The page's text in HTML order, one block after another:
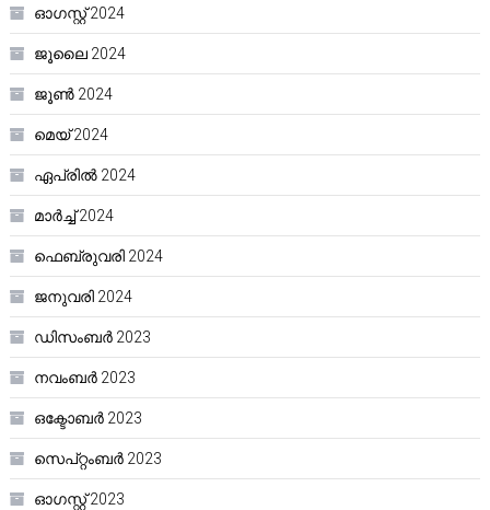
ഓഗസ്റ്റ്‌ 2024
ജൂലൈ 2024
ജൂൺ 2024
മെയ്‌ 2024
ഏപ്രിൽ 2024
മാർച്ച്‌ 2024
ഫെബ്രുവരി 2024
ജനുവരി 2024
ഡിസംബർ 2023
നവംബർ 2023
ഒക്ടോബർ 2023
സെപ്റ്റംബർ 2023
ഓഗസ്റ്റ്‌ 2023